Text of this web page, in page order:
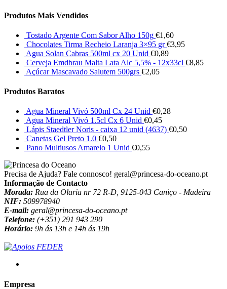
Produtos Mais Vendidos
Tostado Argente Com Sabor Alho 150g €1,60
Chocolates Tirma Recheio Laranja 3×95 gr €3,95
Agua Solan Cabras 500ml cx 20 Unid €0,89
Cerveja Emdbrau Malta Lata Alc 5,5% - 12x33cl €8,85
Açúcar Mascavado Salutem 500grs €2,05
Produtos Baratos
Agua Mineral Vivó 500ml Cx 24 Unid €0,28
Agua Mineral Vivó 1.5cl Cx 6 Unid €0,45
Lápis Staedtler Noris - caixa 12 unid (4637) €0,50
Canetas Gel Preto 1.0 €0,50
Pano Multiusos Amarelo 1 Unid €0,55
Precisa de Ajuda? Fale connosco! geral@princesa-do-oceano.pt
Informação de Contacto
Morada: Rua da Olaria nr 72 R-D, 9125-043 Caniço - Madeira
NIF: 509978940
E-mail: geral@princesa-do-oceano.pt
Telefone: (+351) 291 943 290
Horário: 9h ás 13h e 14h ás 19h
Empresa